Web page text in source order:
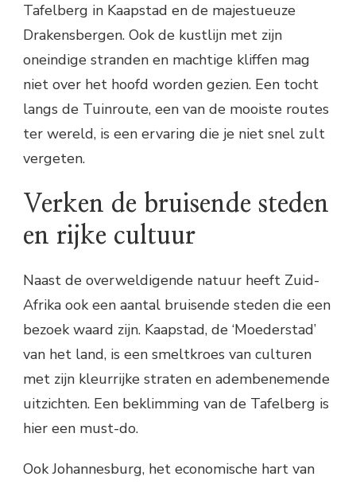
Tafelberg in Kaapstad en de majestueuze
Drakensbergen. Ook de kustlijn met zijn
oneindige stranden en machtige kliffen mag
niet over het hoofd worden gezien. Een tocht
langs de Tuinroute, een van de mooiste routes
ter wereld, is een ervaring die je niet snel zult
vergeten.
Verken de bruisende steden
en rijke cultuur
Naast de overweldigende natuur heeft Zuid-
Afrika ook een aantal bruisende steden die een
bezoek waard zijn. Kaapstad, de ‘Moederstad’
van het land, is een smeltkroes van culturen
met zijn kleurrijke straten en adembenemende
uitzichten. Een beklimming van de Tafelberg is
hier een must-do.
Ook Johannesburg, het economische hart van